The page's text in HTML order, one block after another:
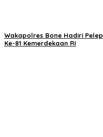
Wakapolres Bone Hadiri
Ke-81 Kemerdekaan RI